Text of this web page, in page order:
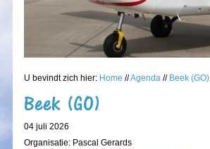
U bevindt zich hier: Home //Agenda // Beek (GO)
Beek (GO)
04 juli 2026
Organisatie: Pascal Gerards